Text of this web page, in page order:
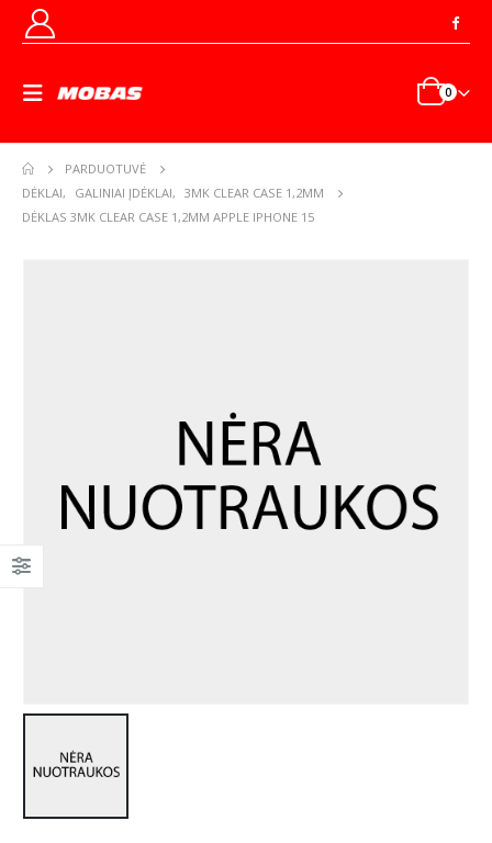
0
PARDUOTUVĖ
DĖKLAI, GALINIAI ĮDĖKLAI, 3MK CLEAR CASE 1,2MM
DĖKLAS 3MK CLEAR CASE 1,2MM APPLE IPHONE 15